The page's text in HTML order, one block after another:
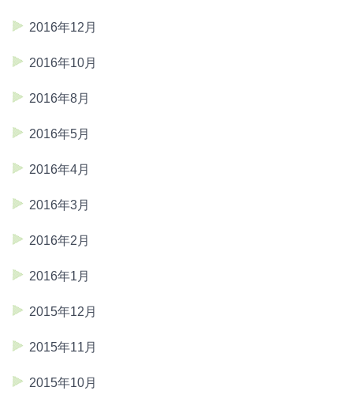
2016年12月
2016年10月
2016年8月
2016年5月
2016年4月
2016年3月
2016年2月
2016年1月
2015年12月
2015年11月
2015年10月